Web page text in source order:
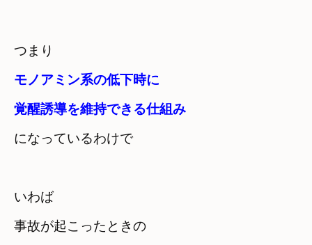
つまり
モノアミン系の低下時に
覚醒誘導を維持できる仕組み
になっているわけで
いわば
事故が起こったときの